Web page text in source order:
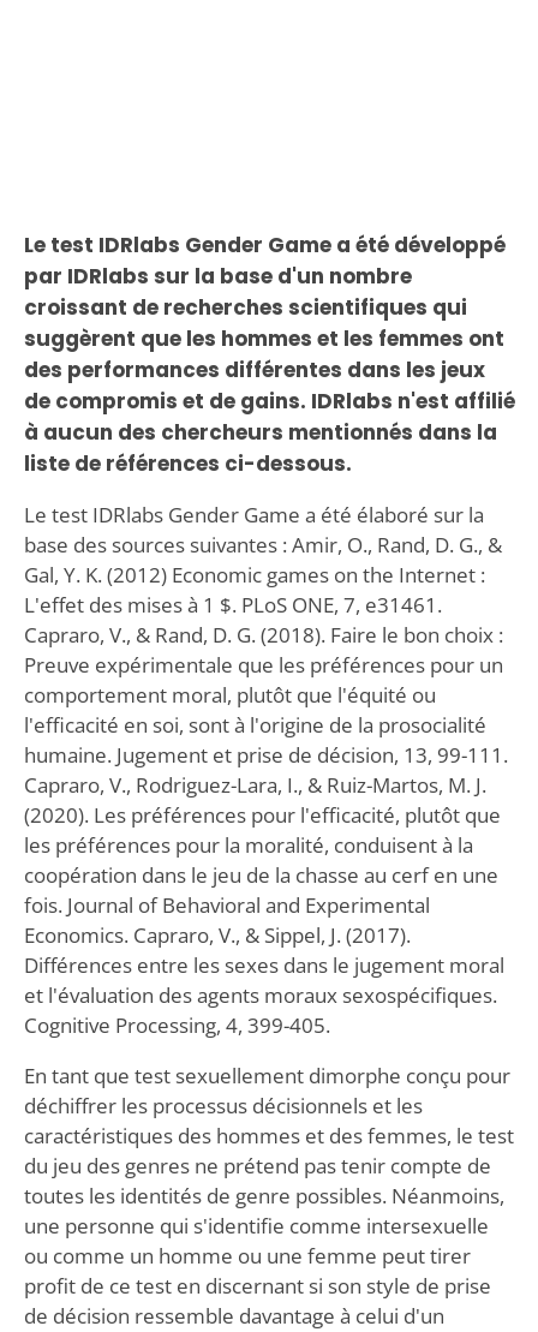
Le test IDRlabs Gender Game a été développé
par IDRlabs sur la base d'un nombre
croissant de recherches scientifiques qui
suggèrent que les hommes et les femmes ont
des performances différentes dans les jeux
de compromis et de gains. IDRlabs n'est affilié
à aucun des chercheurs mentionnés dans la
liste de références ci-dessous.
Le test IDRlabs Gender Game a été élaboré sur la
base des sources suivantes : Amir, O., Rand, D. G., &
Gal, Y. K. (2012) Economic games on the Internet :
L'effet des mises à 1 $. PLoS ONE, 7, e31461.
Capraro, V., & Rand, D. G. (2018). Faire le bon choix :
Preuve expérimentale que les préférences pour un
comportement moral, plutôt que l'équité ou
l'efficacité en soi, sont à l'origine de la prosocialité
humaine. Jugement et prise de décision, 13, 99-111.
Capraro, V., Rodriguez-Lara, I., & Ruiz-Martos, M. J.
(2020). Les préférences pour l'efficacité, plutôt que
les préférences pour la moralité, conduisent à la
coopération dans le jeu de la chasse au cerf en une
fois. Journal of Behavioral and Experimental
Economics. Capraro, V., & Sippel, J. (2017).
Différences entre les sexes dans le jugement moral
et l'évaluation des agents moraux sexospécifiques.
Cognitive Processing, 4, 399-405.
En tant que test sexuellement dimorphe conçu pour
déchiffrer les processus décisionnels et les
caractéristiques des hommes et des femmes, le test
du jeu des genres ne prétend pas tenir compte de
toutes les identités de genre possibles. Néanmoins,
une personne qui s'identifie comme intersexuelle
ou comme un homme ou une femme peut tirer
profit de ce test en discernant si son style de prise
de décision ressemble davantage à celui d'un